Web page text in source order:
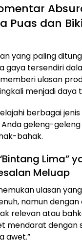
Puas dan
yang paling
gaya tersendiri
ulasan
menjadi daya
berbagai
geleng-
bahak.
Lima”
Meluap
ulasan
namun dengan
relevan atau
mendarat dengan
awet.”